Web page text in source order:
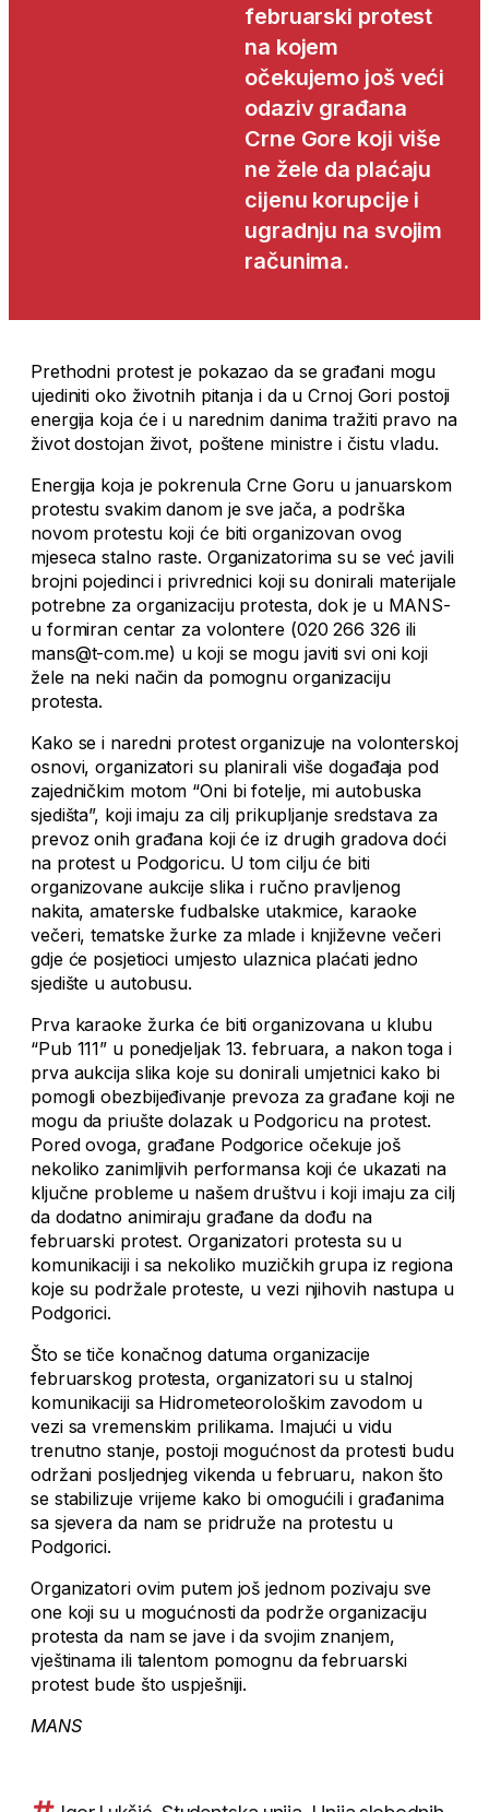
februarski protest
na kojem
očekujemo još veći
odaziv građana
Crne Gore koji više
ne žele da plaćaju
cijenu korupcije i
ugradnju na svojim
računima.
Prethodni protest je pokazao da se građani mogu
ujediniti oko životnih pitanja i da u Crnoj Gori postoji
energija koja će i u narednim danima tražiti pravo na
život dostojan život, poštene ministre i čistu vladu.
Energija koja je pokrenula Crne Goru u januarskom
protestu svakim danom je sve jača, a podrška
novom protestu koji će biti organizovan ovog
mjeseca stalno raste. Organizatorima su se već javili
brojni pojedinci i privrednici koji su donirali materijale
potrebne za organizaciju protesta, dok je u MANS-
u formiran centar za volontere (020 266 326 ili
mans@t-com.me) u koji se mogu javiti svi oni koji
žele na neki način da pomognu organizaciju
protesta.
Kako se i naredni protest organizuje na volonterskoj
osnovi, organizatori su planirali više događaja pod
zajedničkim motom “Oni bi fotelje, mi autobuska
sjedišta”, koji imaju za cilj prikupljanje sredstava za
prevoz onih građana koji će iz drugih gradova doći
na protest u Podgoricu. U tom cilju će biti
organizovane aukcije slika i ručno pravljenog
nakita, amaterske fudbalske utakmice, karaoke
večeri, tematske žurke za mlade i književne večeri
gdje će posjetioci umjesto ulaznica plaćati jedno
sjedište u autobusu.
Prva karaoke žurka će biti organizovana u klubu
“Pub 111” u ponedjeljak 13. februara, a nakon toga i
prva aukcija slika koje su donirali umjetnici kako bi
pomogli obezbijeđivanje prevoza za građane koji ne
mogu da priušte dolazak u Podgoricu na protest.
Pored ovoga, građane Podgorice očekuje još
nekoliko zanimljivih performansa koji će ukazati na
ključne probleme u našem društvu i koji imaju za cilj
da dodatno animiraju građane da dođu na
februarski protest. Organizatori protesta su u
komunikaciji i sa nekoliko muzičkih grupa iz regiona
koje su podržale proteste, u vezi njihovih nastupa u
Podgorici.
Što se tiče konačnog datuma organizacije
februarskog protesta, organizatori su u stalnoj
komunikaciji sa Hidrometeorološkim zavodom u
vezi sa vremenskim prilikama. Imajući u vidu
trenutno stanje, postoji mogućnost da protesti budu
održani posljednjeg vikenda u februaru, nakon što
se stabilizuje vrijeme kako bi omogućili i građanima
sa sjevera da nam se pridruže na protestu u
Podgorici.
Organizatori ovim putem još jednom pozivaju sve
one koji su u mogućnosti da podrže organizaciju
protesta da nam se jave i da svojim znanjem,
vještinama ili talentom pomognu da februarski
protest bude što uspješniji.
MANS